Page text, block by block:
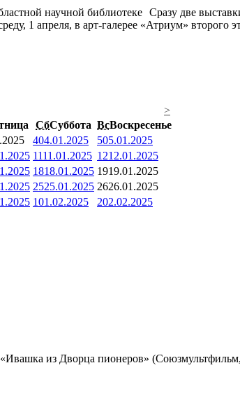
Сразу две
1 апреля, в арт-галерее «Атриум»
>
СбСуббота ВсВоскресенье
404.01.2025 505.01.2025
1111.01.2025 1212.01.2025
1818.01.2025 1919.01.2025
2525.01.2025 2626.01.2025
101.02.2025 202.02.2025
из Дворца пионеров»